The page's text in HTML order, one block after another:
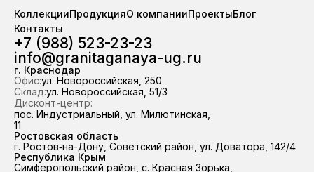
наличия за 2 часа. Работаем по
всему ЮФО и Республике Крым,
98,7 % отгрузок выполняем точно в
срок.
наличии свыше 100
КоллекцииПродукцияО компанииПроектыБлог
Контакты
+7 (988) 523-23-23
info@granitaganaya-ug.ru
г. Краснодар
Офис:ул. Новороссийская, 250
Склад:ул. Новороссийская, 51/3
Дисконт-центр:
пос. Индустриальный, ул. Милютинская,
11
Ростовская область
г. Ростов‑на-Дону, Советский район, ул. Доватора, 142/4
Республика Крым
Симферопольский район, с. Красная Зорька,